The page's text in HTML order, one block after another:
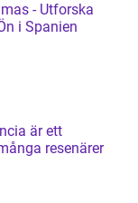
- Utforska
i Spanien
är ett
resenärer